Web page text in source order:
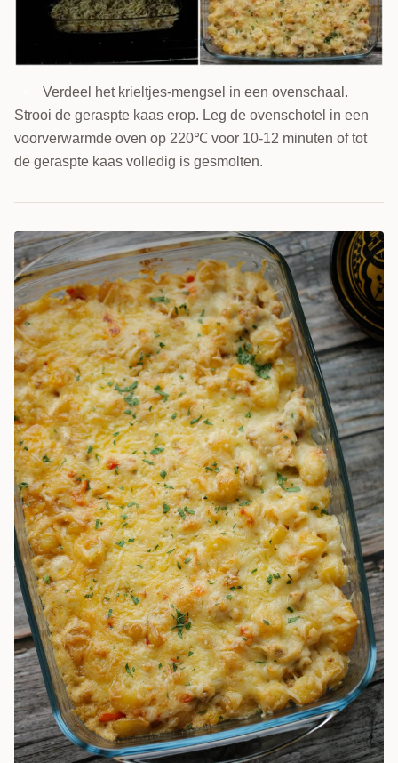
Verdeel het krieltjes-mengsel in een ovenschaal.
Strooi de geraspte kaas erop. Leg de ovenschotel in een
voorverwarmde oven op 220℃ voor 10-12 minuten of tot
de geraspte kaas volledig is gesmolten.